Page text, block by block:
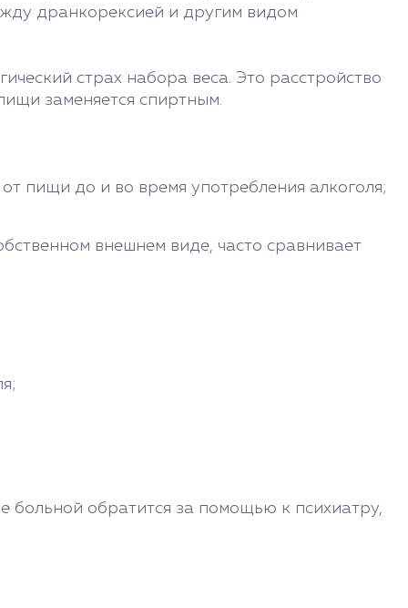
дранкорексией и другим видом
страх набора веса. Это расстройство
заменяется спиртным.
пищи до и во время употребления алкоголя;
внешнем виде, часто сравнивает
больной обратится за помощью к психиатру,